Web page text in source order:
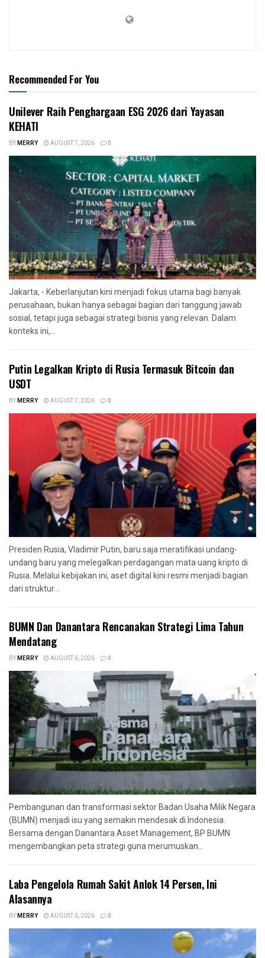
Recommended For You
Unilever Raih Penghargaan ESG 2026 dari Yayasan
KEHATI
BYMERRY AUGUST 7, 2026 0
Jakarta, - Keberlanjutan kini menjadi fokus utama bagi banyak
perusahaan, bukan hanya sebagai bagian dari tanggung jawab
sosial, tetapi juga sebagai strategi bisnis yang relevan. Dalam
konteks ini,...
Putin Legalkan Kripto di Rusia Termasuk Bitcoin dan
USDT
BYMERRY AUGUST 7, 2026 0
Presiden Rusia, Vladimir Putin, baru saja meratifikasi undang-
undang baru yang melegalkan perdagangan mata uang kripto di
Rusia. Melalui kebijakan ini, aset digital kini resmi menjadi bagian
dari struktur...
BUMN Dan Danantara Rencanakan Strategi Lima Tahun
Mendatang
BYMERRY AUGUST 6, 2026 0
Pembangunan dan transformasi sektor Badan Usaha Milik Negara
(BUMN) menjadi isu yang semakin mendesak di Indonesia.
Bersama dengan Danantara Asset Management, BP BUMN
mengembangkan peta strategi guna merumuskan...
Laba Pengelola Rumah Sakit Anlok 14 Persen, Ini
Alasannya
BYMERRY AUGUST 6, 2026 0